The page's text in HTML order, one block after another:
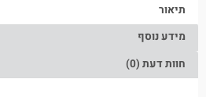
תיאור
מידע נוסף
חוות דעת (0)